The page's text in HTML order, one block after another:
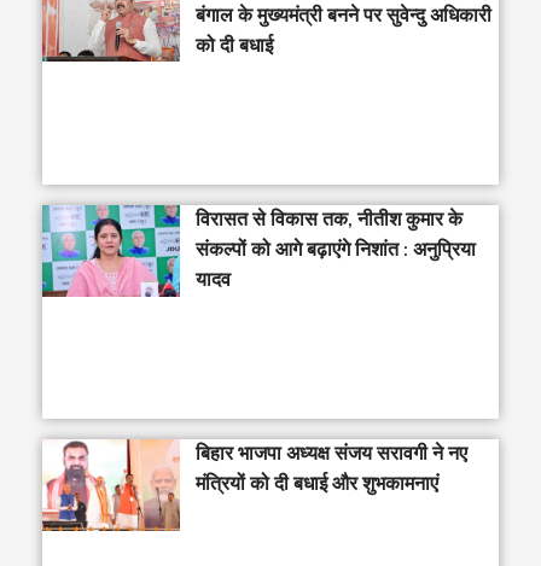
बंगाल के मुख्यमंत्री बनने पर सुवेन्दु अधिकारी
को दी बधाई
विरासत से विकास तक, नीतीश कुमार के
संकल्पों को आगे बढ़ाएंगे निशांत : अनुप्रिया
यादव
बिहार भाजपा अध्यक्ष संजय सरावगी ने नए
मंत्रियों को दी बधाई और शुभकामनाएं